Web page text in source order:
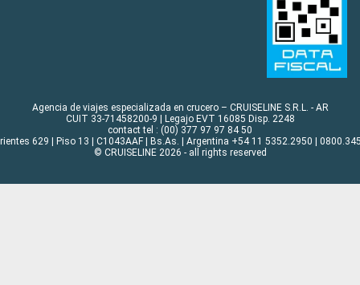
Agencia de viajes especializada en crucero – CRUISELINE S.R.L. - AR
CUIT 33-71458200-9 | Legajo EVT 16085 Disp. 2248
contact tel : (00) 377 97 97 84 50
629 | Piso 13 | C1043AAF | Bs.As. | Argentina +54 11 5352.2950 |
© CRUISELINE 2026 - all rights reserved